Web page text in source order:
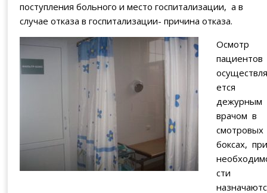
поступления больного и место госпитализации, а в
случае отказа в госпитализации- причина отказа.
Осмотр
пациентов
ется
дежурным
врачом в
смотровых
боксах,
сти
назначаютс